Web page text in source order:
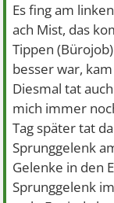
Es fing am
ach Mist, das
Tippen
besser war,
Diesmal tat
mich immer
Tag später tat
Sprunggelenk
Gelenke in den
Sprunggelenk